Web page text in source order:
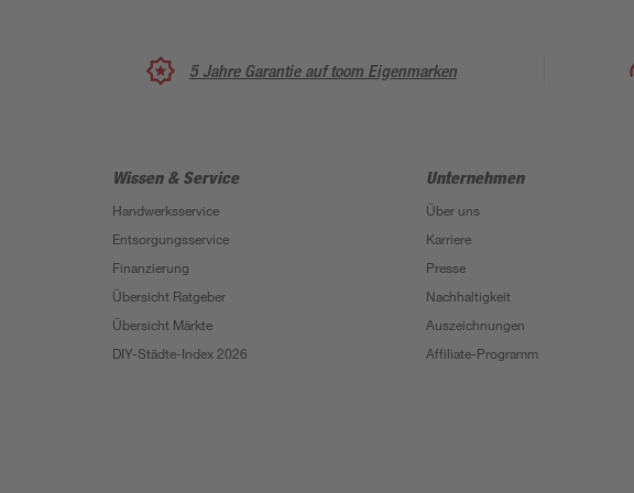
5 Jahre Garantie auf toom Eigenmarken
Wissen & Service
Handwerksservice
Entsorgungsservice
Finanzierung
Übersicht Ratgeber
Übersicht Märkte
DIY-Städte-Index 2026
Unternehmen
Über uns
Karriere
Presse
Nachhaltigkeit
Auszeichnungen
Affiliate-Programm